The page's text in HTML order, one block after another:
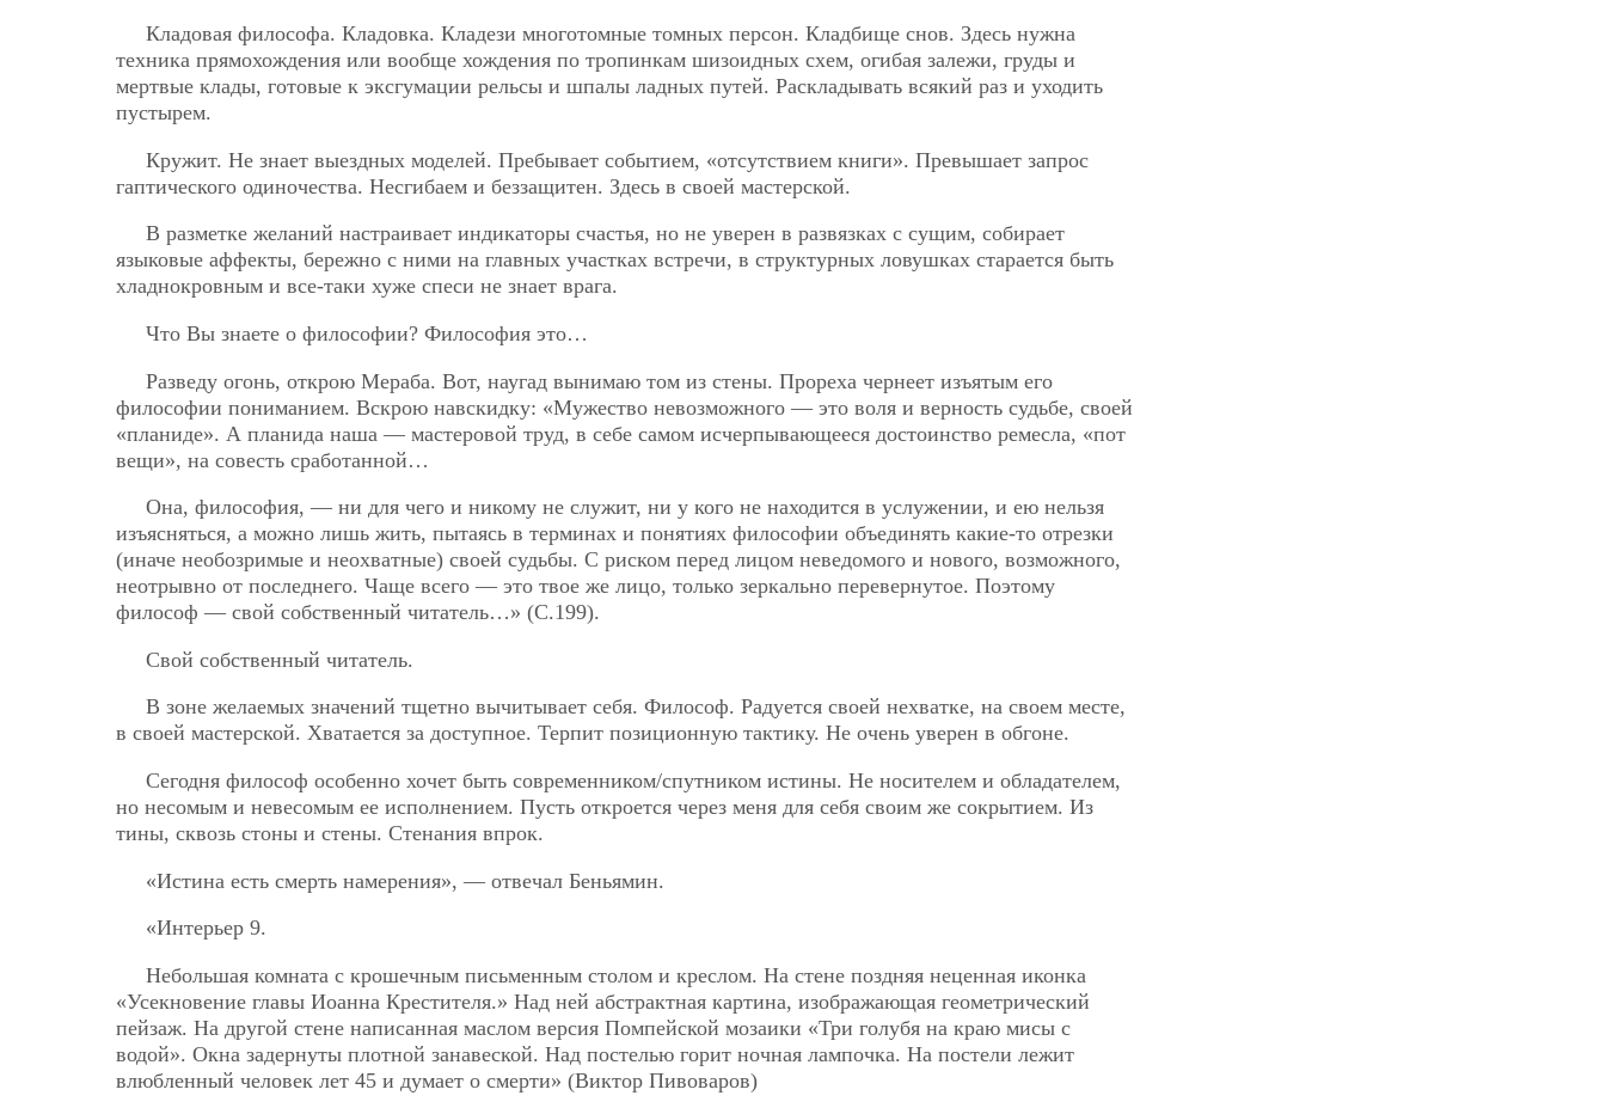
Кладовая философа. Кладовка. Кладези многотомные томных персон. Кладбище снов. Здесь нужна
техника прямохождения или вообще хождения по тропинкам шизоидных схем, огибая залежи, груды и
мертвые клады, готовые к эксгумации рельсы и шпалы ладных путей. Раскладывать всякий раз и уходить
пустырем.
Кружит. Не знает выездных моделей. Пребывает событием, «отсутствием книги». Превышает запрос
гаптического одиночества. Несгибаем и беззащитен. Здесь в своей мастерской.
В разметке желаний настраивает индикаторы счастья, но не уверен в развязках с сущим, собирает
языковые аффекты, бережно с ними на главных участках встречи, в структурных ловушках старается быть
хладнокровным и все-таки хуже спеси не знает врага.
Что Вы знаете о философии? Философия это…
Разведу огонь, открою Мераба. Вот, наугад вынимаю том из стены. Прореха чернеет изъятым его
философии пониманием. Вскрою навскидку: «Мужество невозможного — это воля и верность судьбе, своей
«планиде». А планида наша — мастеровой труд, в себе самом исчерпывающееся достоинство ремесла, «пот
вещи», на совесть сработанной…
Она, философия, — ни для чего и никому не служит, ни у кого не находится в услужении, и ею нельзя
изъясняться, а можно лишь жить, пытаясь в терминах и понятиях философии объединять какие-то отрезки
(иначе необозримые и неохватные) своей судьбы. С риском перед лицом неведомого и нового, возможного,
неотрывно от последнего. Чаще всего — это твое же лицо, только зеркально перевернутое. Поэтому
философ — свой собственный читатель…» (С.199).
Свой собственный читатель.
В зоне желаемых значений тщетно вычитывает себя. Философ. Радуется своей нехватке, на своем месте,
в своей мастерской. Хватается за доступное. Терпит позиционную тактику. Не очень уверен в обгоне.
Сегодня философ особенно хочет быть современником/спутником истины. Не носителем и обладателем,
но несомым и невесомым ее исполнением. Пусть откроется через меня для себя своим же сокрытием. Из
тины, сквозь стоны и стены. Стенания впрок.
«Истина есть смерть намерения», — отвечал Беньямин.
«Интерьер 9.
Небольшая комната с крошечным письменным столом и креслом. На стене поздняя неценная иконка
«Усекновение главы Иоанна Крестителя.» Над ней абстрактная картина, изображающая геометрический
пейзаж. На другой стене написанная маслом версия Помпейской мозаики «Три голубя на краю мисы с
водой». Окна задернуты плотной занавеской. Над постелью горит ночная лампочка. На постели лежит
влюбленный человек лет 45 и думает о смерти» (Виктор Пивоваров)